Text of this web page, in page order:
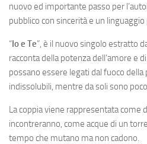
nuovo ed importante passo per
pubblico con sincerità e un
“Io e Te”, è il nuovo singolo estratto
racconta della potenza dell’amore e
possano essere legati dal fuoco della
indissolubili, mentre da soli sono
La coppia viene rappresentata come
incontreranno, come acque di un
tempo che mutano ma non cadono.